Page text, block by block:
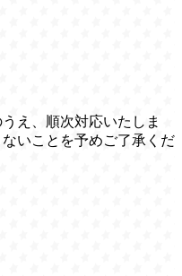
え、順次対応いたしま
いことを予めご了承くだ